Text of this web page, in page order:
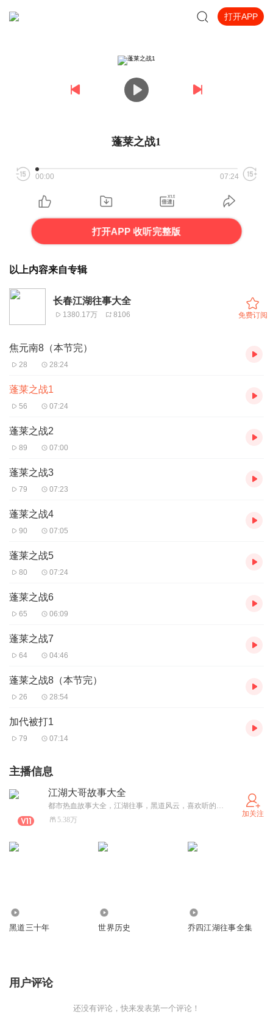
打开APP
蓬莱之战1
00:00 07:24
打开APP 收听完整版
以上内容来自专辑
长春江湖往事大全
1380.17万 8106 免费订阅
焦元南8（本节完）
28 28:24
蓬莱之战1
56 07:24
蓬莱之战2
89 07:00
蓬莱之战3
79 07:23
蓬莱之战4
90 07:05
蓬莱之战5
80 07:24
蓬莱之战6
65 06:09
蓬莱之战7
64 04:46
蓬莱之战8（本节完）
26 28:54
加代被打1
79 07:14
主播信息
江湖大哥故事大全
都市热血故事大全，江湖往事，黑道风云，喜欢听的关注订阅，每天更新5-10集。
5.38万
加关注
黑道三十年 世界历史 乔四江湖往事全集
用户评论
还没有评论，快来发表第一个评论！